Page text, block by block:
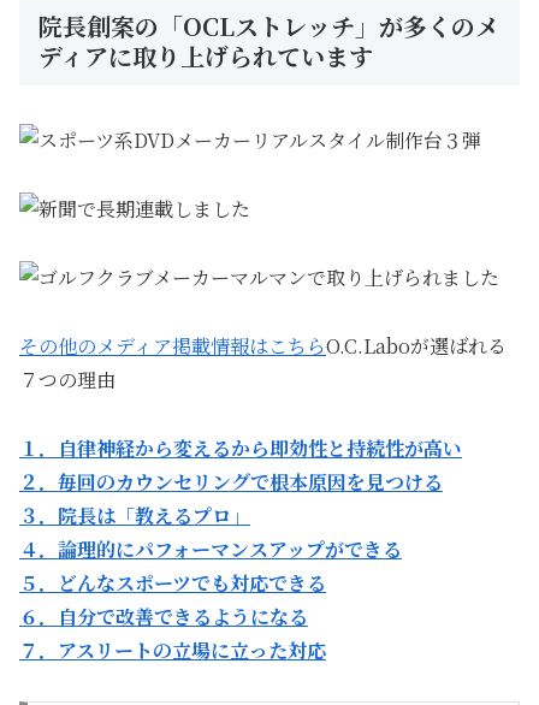
院長創案の「OCLストレッチ」が多くのメ
ディアに取り上げられています
その他のメディア掲載情報はこちらO.C.Laboが選ばれる
７つの理由
１．自律神経から変えるから即効性と持続性が高い
２．毎回のカウンセリングで根本原因を見つける
３．院長は「教えるプロ」
４．論理的にパフォーマンスアップができる
５．どんなスポーツでも対応できる
６．自分で改善できるようになる
７．アスリートの立場に立った対応